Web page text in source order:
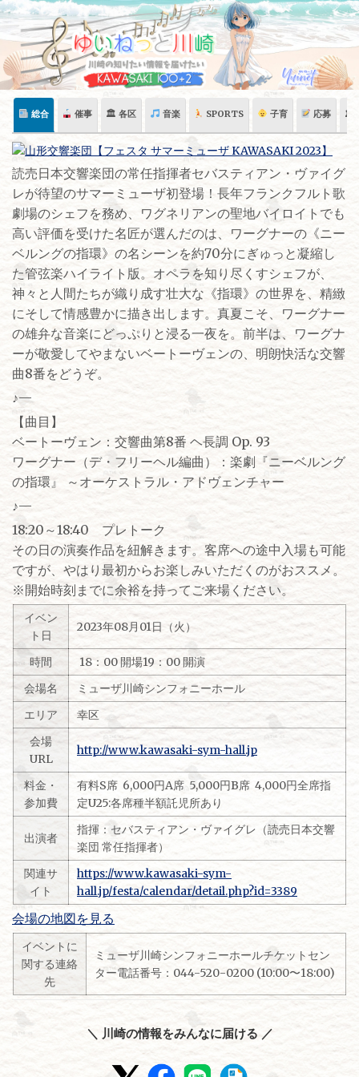
Skip
content
総合 催事 🏛 各区 音楽 SPORTS 子育 応募 🏛
読売日本交響楽団の常任指揮者セバスティアン・ヴァイグ
レが待望のサマーミューザ初登場！長年フランクフルト歌
劇場のシェフを務め、ワグネリアンの聖地バイロイトでも
高い評価を受けた名匠が選んだのは、ワーグナーの《ニー
ベルングの指環》の名シーンを約70分にぎゅっと凝縮し
た管弦楽ハイライト版。オペラを知り尽くすシェフが、
神々と人間たちが織り成す壮大な《指環》の世界を、精緻
にそして情感豊かに描き出します。真夏こそ、ワーグナー
の雄弁な音楽にどっぷりと浸る一夜を。前半は、ワーグナ
ーが敬愛してやまないベートーヴェンの、明朗快活な交響
曲8番をどうぞ。
♪—
【曲目】
ベートーヴェン：交響曲第8番 ヘ長調 Op. 93
ワーグナー（デ・フリーヘル編曲）：楽劇『ニーベルング
の指環』 ～オーケストラル・アドヴェンチャー
♪—
18:20～18:40 プレトーク
その日の演奏作品を紐解きます。客席への途中入場も可能
ですが、やはり最初からお楽しみいただくのがおススメ。
※開始時刻までに余裕を持ってご来場ください。
イベン
ト日
2023年08月01日（火）
時間
18：00 開場19：00 開演
会場名
ミューザ川崎シンフォニーホール
エリア
幸区
会場
URL
http://www.kawasaki-sym-hall.jp
料金・
参加費
有料S席 6,000円A席 5,000円B席 4,000円全席指
定U25:各席種半額託児所あり
出演者
指揮：セバスティアン・ヴァイグレ（読売日本交響
楽団 常任指揮者）
関連サ
イト
https://www.kawasaki-sym-
hall.jp/festa/calendar/detail.php?id=3389
会場の地図を見る
イベントに
関する連絡
先
ミューザ川崎シンフォニーホールチケットセン
ター電話番号：044-520-0200 (10:00〜18:00)
＼ 川崎の情報をみんなに届ける ／